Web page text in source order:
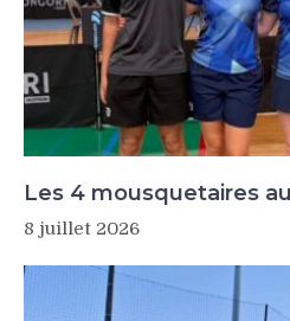
Les 4 mousquetaires
8 juillet 2026